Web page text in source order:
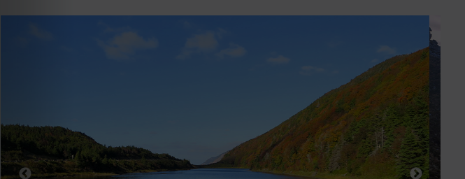
Estatuto
de
privacidade